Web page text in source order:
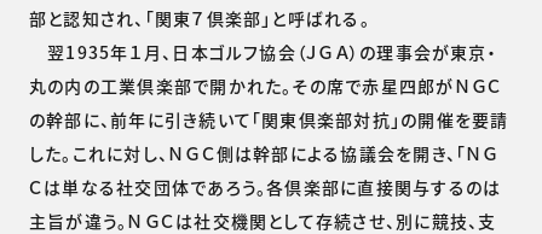
部と認知され、「関東７倶楽部」と呼ばれる。
翌1935年１月、日本ゴルフ協会（ＪＧＡ）の理事会が東京・
丸の内の工業倶楽部で開かれた。その席で赤星四郎がＮＧＣ
の幹部に、前年に引き続いて「関東倶楽部対抗」の開催を要請
した。これに対し、ＮＧＣ側は幹部による協議会を開き、「ＮＧ
Ｃは単なる社交団体であろう。各倶楽部に直接関与するのは
主旨が違う。ＮＧＣは社交機関として存続させ、別に競技、支